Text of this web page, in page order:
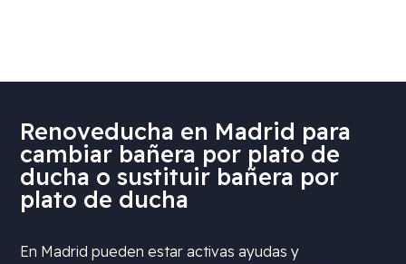
Renoveducha en Madrid para
cambiar bañera por plato de
ducha o sustituir bañera por
plato de ducha
En Madrid pueden estar activas ayudas y